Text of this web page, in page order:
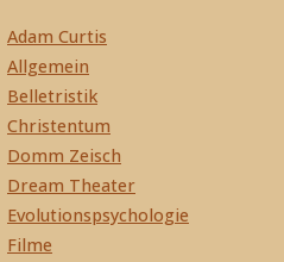
Adam Curtis
Allgemein
Belletristik
Christentum
Domm Zeisch
Dream Theater
Evolutionspsychologie
Filme